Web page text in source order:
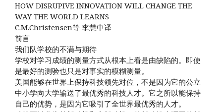
HOW DISRUPIVE INNOVATION WILL CHANGE THE
WAY THE WORLD LEARNS
C.M.Christensen等 李慧中译
前言
我们队学校的不满与期待
学校对学习成绩的测量方式从根本上看是由缺陷的。即使
是最好的测验也只是对事实的模糊测量。
美国能够在世界上保持科技领先对位，不是因为它的公立
中小学向大学输送了最优秀的科技人才。它之所以能保持
自己的优势，是因为它吸引了全世界最优秀的人才。